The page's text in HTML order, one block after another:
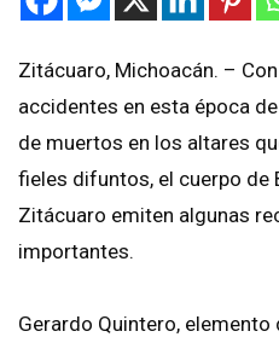
Zitácuaro, Michoacán. –
accidentes en esta época
de muertos en los altares
fieles difuntos, el cuerpo de
Zitácuaro emiten algunas
importantes.
Gerardo Quintero,